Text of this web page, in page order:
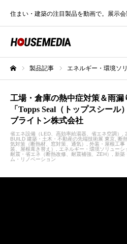
住まい・建築の注目製品を動画で。展示会
製品記事 エネルギー・環境ソ
工場・倉庫の熱中症対策＆雨漏
「Topps Seal（トップスシール
ブライトン株式会社
省エネ設備（LED、高効率給湯器、省エネ空調）
BUILD 建築・土木・不動産の先端技術展 東京
断
気対策（断熱材、窓対策、通気）
外装・屋根工事
装、屋根葺き替え）
エネルギー・環境ソリューシ
耐震・省エネ（断熱改修、耐震補強、ZEH）
新築
ム・リノベーション